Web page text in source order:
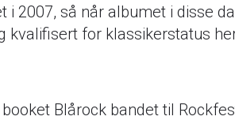
i 2007, så når albumet i disse
kvalifisert for klassikerstatus
Blårock bandet til